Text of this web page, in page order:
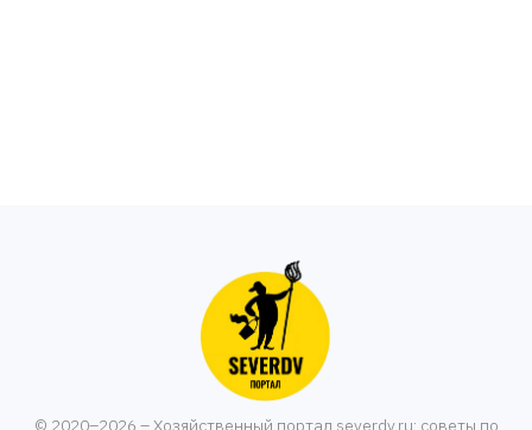
© 2020–2026 – Хозяйственный портал severdv.ru: советы по